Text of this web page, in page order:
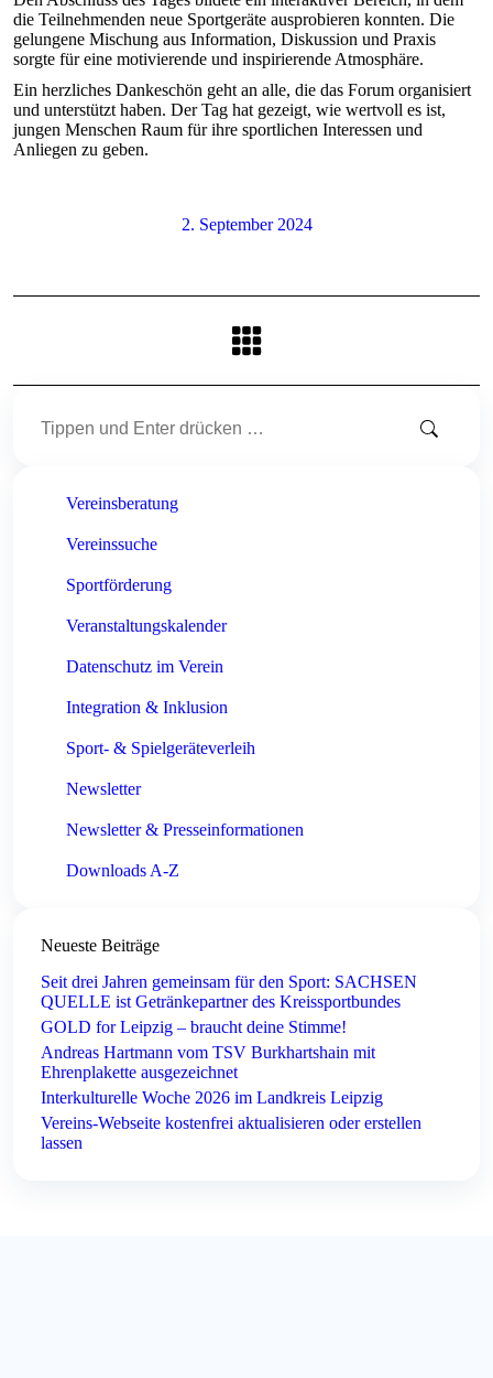
die Teilnehmenden neue Sportgeräte ausprobieren konnten. Die
gelungene Mischung aus Information, Diskussion und Praxis
sorgte für eine motivierende und inspirierende Atmosphäre.
Ein herzliches Dankeschön geht an alle, die das Forum organisiert
und unterstützt haben. Der Tag hat gezeigt, wie wertvoll es ist,
jungen Menschen Raum für ihre sportlichen Interessen und
Anliegen zu geben.
2. September 2024
Search:
Vereinsberatung
Vereinssuche
Sportförderung
Veranstaltungskalender
Datenschutz im Verein
Integration & Inklusion
Sport- & Spielgeräteverleih
Newsletter
Newsletter & Presseinformationen
Downloads A-Z
Neueste Beiträge
Seit drei Jahren gemeinsam für den Sport: SACHSEN
QUELLE ist Getränkepartner des Kreissportbundes
GOLD for Leipzig – braucht deine Stimme!
Andreas Hartmann vom TSV Burkhartshain mit
Ehrenplakette ausgezeichnet
Interkulturelle Woche 2026 im Landkreis Leipzig
Vereins-Webseite kostenfrei aktualisieren oder erstellen
lassen